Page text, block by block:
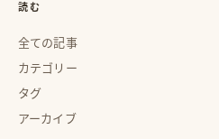
読む
全ての記事
カテゴリー
タグ
アーカイブ